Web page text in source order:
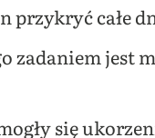
całe
zadaniem jest
się